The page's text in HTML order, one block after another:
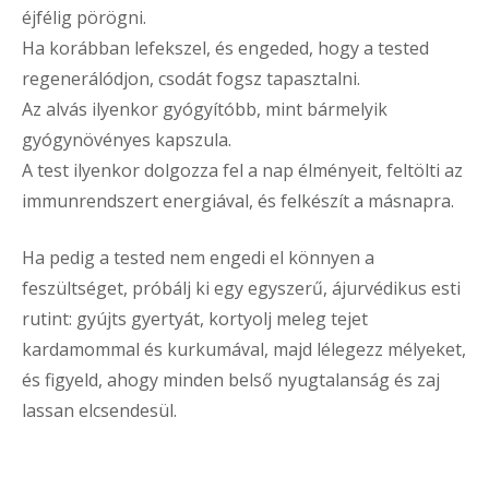
éjfélig pörögni.
Ha korábban lefekszel, és engeded, hogy a tested
regenerálódjon, csodát fogsz tapasztalni.
Az alvás ilyenkor gyógyítóbb, mint bármelyik
gyógynövényes kapszula.
A test ilyenkor dolgozza fel a nap élményeit, feltölti az
immunrendszert energiával, és felkészít a másnapra.
Ha pedig a tested nem engedi el könnyen a
feszültséget, próbálj ki egy egyszerű, ájurvédikus esti
rutint: gyújts gyertyát, kortyolj meleg tejet
kardamommal és kurkumával, majd lélegezz mélyeket,
és figyeld, ahogy minden belső nyugtalanság és zaj
lassan elcsendesül.